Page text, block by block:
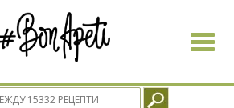
Toggle